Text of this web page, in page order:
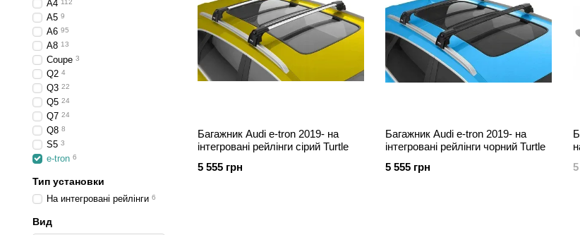
Багажник Audi e-tron 2019- на
інтегровані рейлінги cірий Turtle
5 555 грн
Багажник Audi e-tron 2019- на
інтегровані рейлінги чорний Turtle
5 555 грн
A4 112
A5 9
A6 95
A8 13
Coupe 3
Q2 4
Q3 22
Q5 24
Q7 24
Q8 8
S5 3
e-tron 6
Тип установки
На интегровані рейлінги 6
Вид